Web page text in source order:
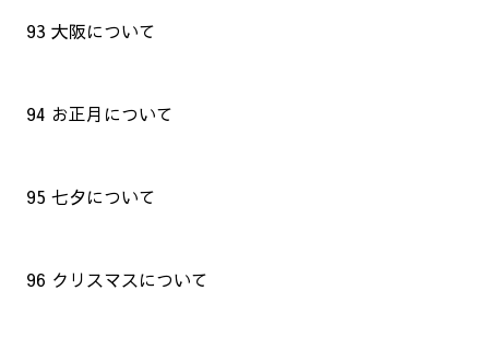
93 大阪について
94 お正月について
95 七夕について
96 クリスマスについて